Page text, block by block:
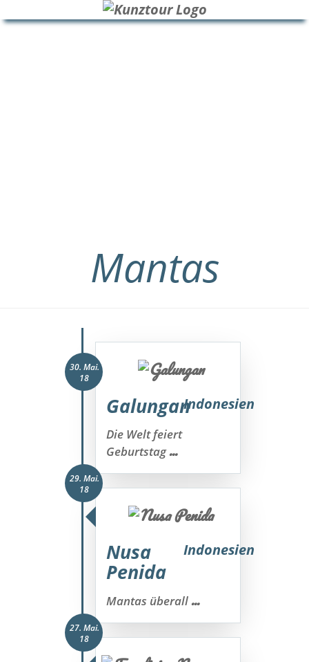
Mantas
30. Mai.
18
GalunganIndonesien
Die Welt feiert
Geburtstag...
29. Mai.
18
Nusa
Penida
Indonesien
Mantas überall...
27. Mai.
18